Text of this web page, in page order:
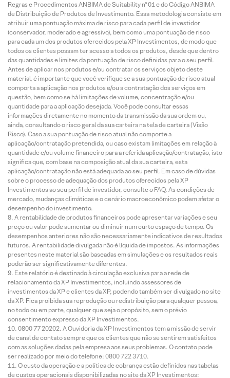
Regras e Procedimentos ANBIMA de Suitability nº 01 e do Código ANBIMA
de Distribuição de Produtos de Investimento. Essa metodologia consiste em
atribuir uma pontuação máxima de risco para cada perfil de investidor
(conservador, moderado e agressivo), bem como uma pontuação de risco
para cada um dos produtos oferecidos pela XP Investimentos, de modo que
todos os clientes possam ter acesso a todos os produtos, desde que dentro
das quantidades e limites da pontuação de risco definidas para o seu perfil.
Antes de aplicar nos produtos e/ou contratar os serviços objeto deste
material, é importante que você verifique se a sua pontuação de risco atual
comporta a aplicação nos produtos e/ou a contratação dos serviços em
questão, bem como se há limitações de volume, concentração e/ou
quantidade para a aplicação desejada. Você pode consultar essas
informações diretamente no momento da transmissão da sua ordem ou,
ainda, consultando o risco geral da sua carteira na tela de carteira (Visão
Risco). Caso a sua pontuação de risco atual não comporte a
aplicação/contratação pretendida, ou caso existam limitações em relação à
quantidade e/ou volume financeiro para a referida aplicação/contratação, isto
significa que, com base na composição atual da sua carteira, esta
aplicação/contratação não está adequada ao seu perfil. Em caso de dúvidas
sobre o processo de adequação dos produtos oferecidos pela XP
Investimentos ao seu perfil de investidor, consulte o FAQ. As condições de
mercado, mudanças climáticas e o cenário macroeconômico podem afetar o
desempenho do investimento.
A rentabilidade de produtos financeiros pode apresentar variações e seu
preço ou valor pode aumentar ou diminuir num curto espaço de tempo. Os
desempenhos anteriores não são necessariamente indicativos de resultados
futuros. A rentabilidade divulgada não é líquida de impostos. As informações
presentes neste material são baseadas em simulações e os resultados reais
poderão ser significativamente diferentes.
Este relatório é destinado à circulação exclusiva para a rede de
relacionamento da XP Investimentos, incluindo assessores de
investimentos da XP e clientes da XP, podendo também ser divulgado no site
da XP. Fica proibida sua reprodução ou redistribuição para qualquer pessoa,
no todo ou em parte, qualquer que seja o propósito, sem o prévio
consentimento expresso da XP Investimentos.
0800 77 20202. A Ouvidoria da XP Investimentos tem a missão de servir
de canal de contato sempre que os clientes que não se sentirem satisfeitos
com as soluções dadas pela empresa aos seus problemas. O contato pode
ser realizado por meio do telefone: 0800 722 3710.
O custo da operação e a política de cobrança estão definidos nas tabelas
de custos operacionais disponibilizadas no site da XP Investimentos: